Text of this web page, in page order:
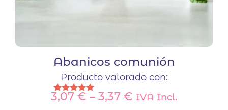
Abanicos comunión
Producto valorado con:
Valorado
3,07 € – 3,37 € IVA Incl.